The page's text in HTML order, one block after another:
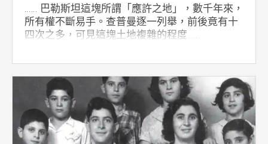
…… 巴勒斯坦這塊所謂「應許之地」，數千年來，
所有權不斷易手。查普曼逐一列舉，前後竟有十
四次之多，可見這塊土地複雜的程度……